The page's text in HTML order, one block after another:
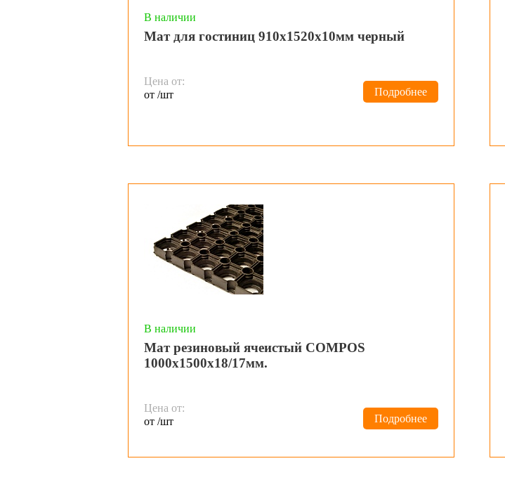
В наличии
Мат для гостиниц 910х1520х10мм черный
Цена от:
от /шт
Подробнее
В наличии
Мат резиновый ячеистый COMPOS
1000х1500х18/17мм.
Цена от:
от /шт
Подробнее